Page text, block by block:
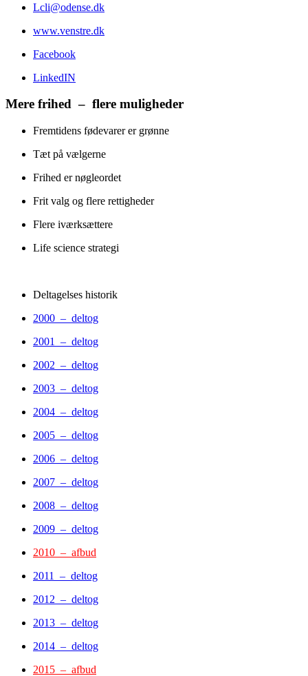
Lcli@odense.dk
www.venstre.dk
Facebook
LinkedIN
Mere frihed – flere muligheder
Fremtidens fødevarer er grønne
Tæt på vælgerne
Frihed er nøgleordet
Frit valg og flere rettigheder
Flere iværksættere
Life science strategi
Deltagelses historik
2000 – deltog
2001 – deltog
2002 – deltog
2003 – deltog
2004 – deltog
2005 – deltog
2006 – deltog
2007 – deltog
2008 – deltog
2009 – deltog
2010 – afbud
2011 – deltog
2012 – deltog
2013 – deltog
2014 – deltog
2015 – afbud